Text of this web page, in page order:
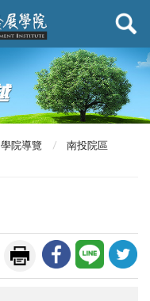
學院導覽
南投院區